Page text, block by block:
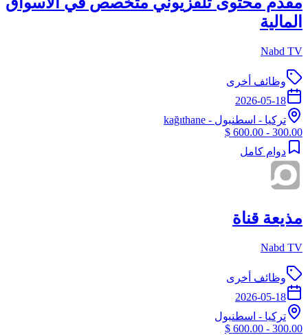
المالية
Nabd TV
وظائف أخرى
2026-05-18
تركيا - اسطنبول - kağıthane
300.00 - 600.00 $
دوام كامل
مذيعة قناة
Nabd TV
وظائف أخرى
2026-05-18
تركيا - اسطنبول
300.00 - 600.00 $